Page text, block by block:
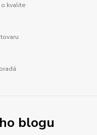
kvalite
blogu